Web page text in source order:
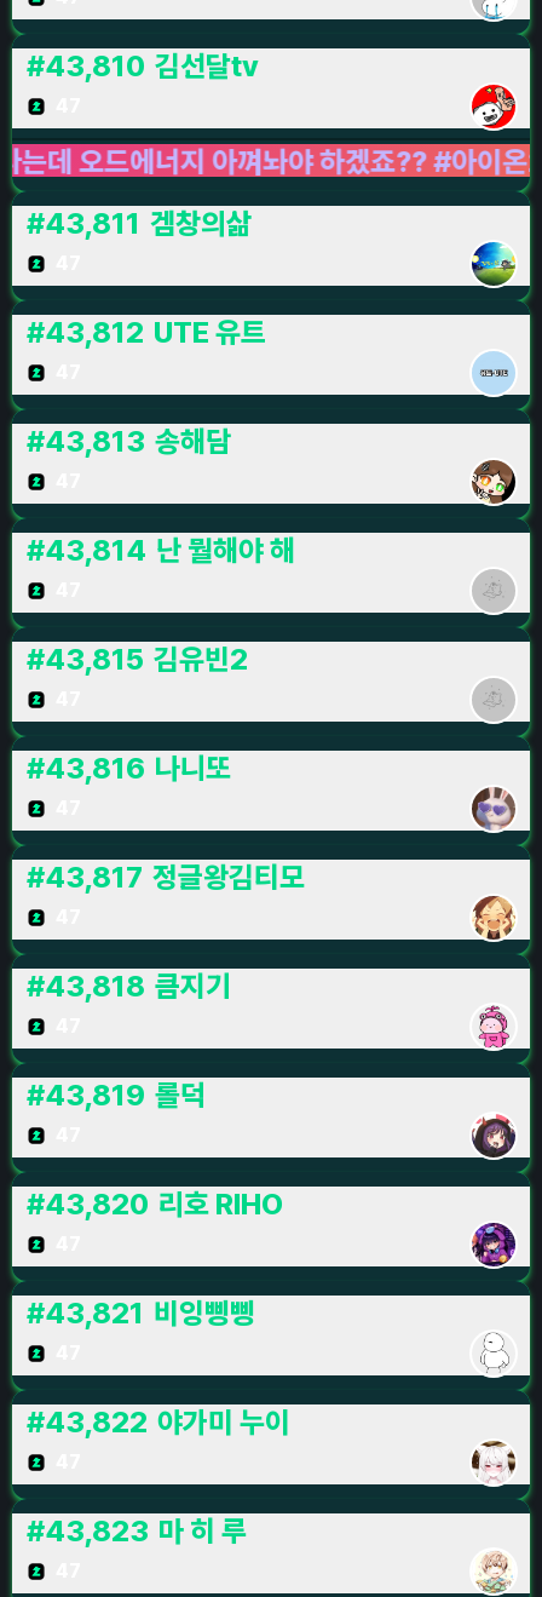
#43,810 김선달tv
드에너지 아껴놔야 하겠죠?? #아이온2 #
#43,811 겜창의삶
#43,812 UTE 유트
#43,813 송해담
#43,814 난 뭘해야 해
#43,815 김유빈2
#43,816 나니또
#43,817 정글왕김티모
#43,818 큼지기
#43,819 롤덕
#43,820 리호 RIHO
#43,821 비잉삥삥
#43,822 야가미 누이
#43,823 마 히 루